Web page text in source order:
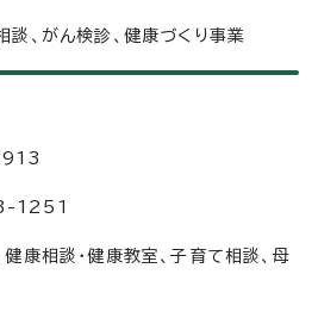
、がん検診、健康づくり事業
1251
康相談・健康教室、子育て相談、母